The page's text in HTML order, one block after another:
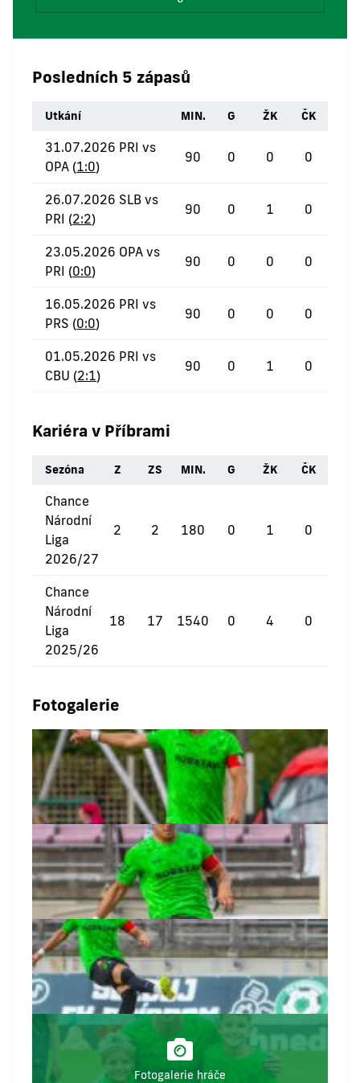
Posledních 5 zápasů
Utkání MIN. G ŽK ČK
31.07.2026 PRI vs
OPA (1:0)
90 0 0 0
26.07.2026 SLB vs
PRI (2:2)
90 0 1 0
23.05.2026 OPA vs
PRI (0:0)
90 0 0 0
16.05.2026 PRI vs
PRS (0:0)
90 0 0 0
01.05.2026 PRI vs
CBU (2:1)
90 0 1 0
Kariéra v Příbrami
Sezóna Z ZS MIN. G ŽK ČK
Chance
Národní
Liga
2026/27
2 2 180 0 1 0
Chance
Národní
Liga
2025/26
18 17 1540 0 4 0
Fotogalerie
Fotogalerie hráče